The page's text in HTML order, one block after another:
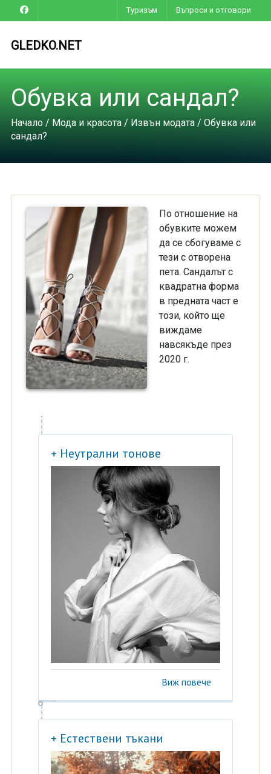
Туризъм Въпроси и отговори
GLEDKO.NET
Обувка или сандал?
Начало/ Мода и красота/ Извън модата/ Обувка или
сандал?
По отношение на
обувките можем
да се сбогуваме с
тези с отворена
пета. Сандалът с
квадратна форма
в предната част е
този, който ще
виждаме
навсякъде през
2020 г.
+ Неутрални тонове
Виж повече
+ Естествени тъкани